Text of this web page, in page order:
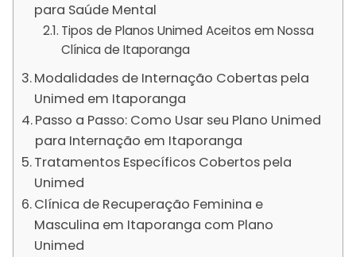
para Saúde Mental
Tipos de Planos Unimed Aceitos em Nossa
Clínica de Itaporanga
Modalidades de Internação Cobertas pela
Unimed em Itaporanga
Passo a Passo: Como Usar seu Plano Unimed
para Internação em Itaporanga
Tratamentos Específicos Cobertos pela
Unimed
Clínica de Recuperação Feminina e
Masculina em Itaporanga com Plano
Unimed